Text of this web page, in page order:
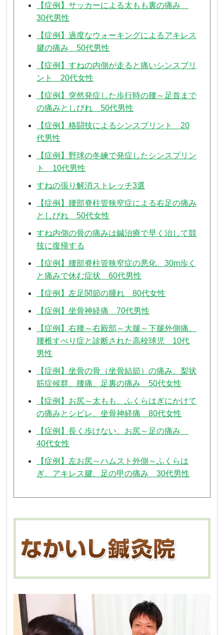
【症例】サッカーによる太もも裏の痛み
30代男性
【症例】過度なウォーキングによるアキレス
腱の痛み 50代男性
【症例】すねの内側が走ると痛いシンスプリ
ント 20代女性
【症例】突然発症した歩行時の腰～足首まで
の痛みとしびれ 50代男性
【症例】格闘技によるシンスプリント 20
代男性
【症例】野球の冬練で発症したシンスプリン
ト 10代男性
すねの張り解消ストレッチ3選
【症例】腰部脊柱管狭窄症による右足の痛み
としびれ 50代女性
すね内側の骨の痛みは鍼治療で早く治して競
技に復帰する
【症例】腰部脊柱管狭窄症の悪化、30m歩く
と痛みで休む症状 60代男性
【症例】左足関節の腫れ 80代女性
【症例】坐骨神経痛 70代男性
【症例】右腰～右殿部～大腿～下腿外側痛、
腰椎すべり症と診断された高校球児 10代
男性
【症例】坐骨の骨（坐骨結節）の痛み、梨状
筋症候群、腰痛、足裏の痛み 50代女性
【症例】お尻～太もも、ふくらはぎにかけて
の痛みとシビレ、坐骨神経痛 80代女性
【症例】長く歩けない、お尻～足の痛み
40代女性
【症例】左お尻～ハムスト外側～ふくらは
ぎ、アキレス腱、足の甲の痛み 30代男性